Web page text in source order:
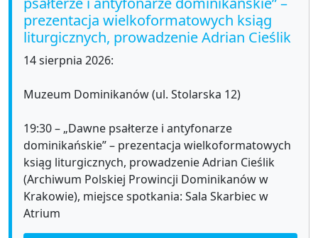
prezentacja wielkoformatowych ksiąg
liturgicznych, prowadzenie Adrian Cieślik
14 sierpnia 2026:
Muzeum Dominikanów (ul. Stolarska 12)
19:30 – „Dawne psałterze i antyfonarze
dominikańskie” – prezentacja wielkoformatowych
ksiąg liturgicznych, prowadzenie Adrian Cieślik
(Archiwum Polskiej Prowincji Dominikanów w
Krakowie), miejsce spotkania: Sala Skarbiec w
Atrium